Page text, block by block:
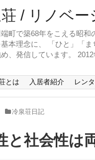
町で築68年をこえる昭和
本理念に、 「ひと」「
め、発信しています。
とは 入居者紹介 レン
冷泉荘日記
と社会性は